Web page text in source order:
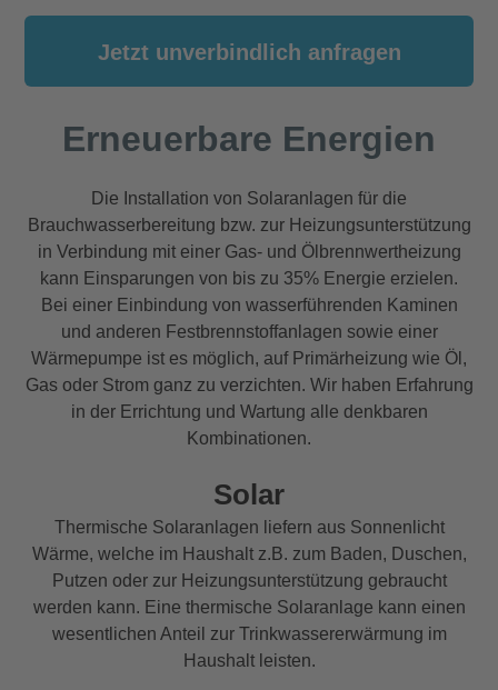
Jetzt unverbindlich anfragen
Erneuerbare Energien
Die Installation von Solaranlagen für die
Brauchwasserbereitung bzw. zur Heizungsunterstützung
in Verbindung mit einer Gas- und Ölbrennwertheizung
kann Einsparungen von bis zu 35% Energie erzielen.
Bei einer Einbindung von wasserführenden Kaminen
und anderen Festbrennstoffanlagen sowie einer
Wärmepumpe ist es möglich, auf Primärheizung wie Öl,
Gas oder Strom ganz zu verzichten. Wir haben Erfahrung
in der Errichtung und Wartung alle denkbaren
Kombinationen.
Solar
Thermische Solaranlagen liefern aus Sonnenlicht
Wärme, welche im Haushalt z.B. zum Baden, Duschen,
Putzen oder zur Heizungsunterstützung gebraucht
werden kann. Eine thermische Solaranlage kann einen
wesentlichen Anteil zur Trinkwassererwärmung im
Haushalt leisten.